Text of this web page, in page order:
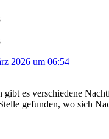
2026 um 06:54
gibt es verschiedene
gefunden, wo sich